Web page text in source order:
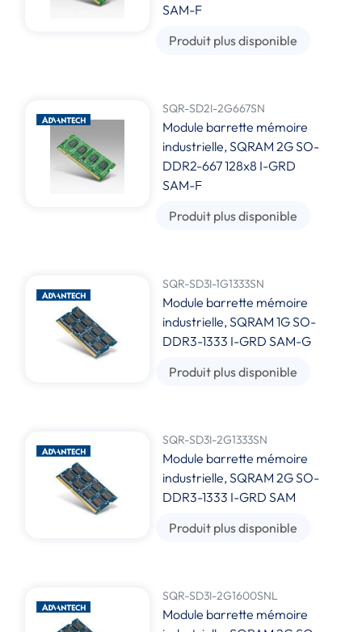
SAM-F
Produit plus disponible
SQR-SD2I-2G667SN
Module barrette mémoire
industrielle, SQRAM 2G SO-
DDR2-667 128x8 I-GRD
SAM-F
Produit plus disponible
SQR-SD3I-1G1333SN
Module barrette mémoire
industrielle, SQRAM 1G SO-
DDR3-1333 I-GRD SAM-G
Produit plus disponible
SQR-SD3I-2G1333SN
Module barrette mémoire
industrielle, SQRAM 2G SO-
DDR3-1333 I-GRD SAM
Produit plus disponible
SQR-SD3I-2G1600SNL
Module barrette mémoire